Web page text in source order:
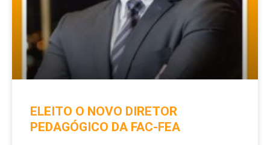
ELEITO O NOVO DIRETOR
PEDAGÓGICO DA FAC-FEA